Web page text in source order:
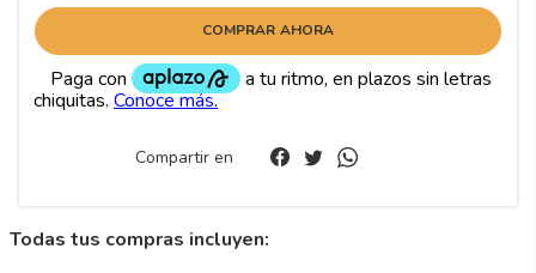
COMPRAR AHORA
Compartir en
Todas tus compras incluyen: